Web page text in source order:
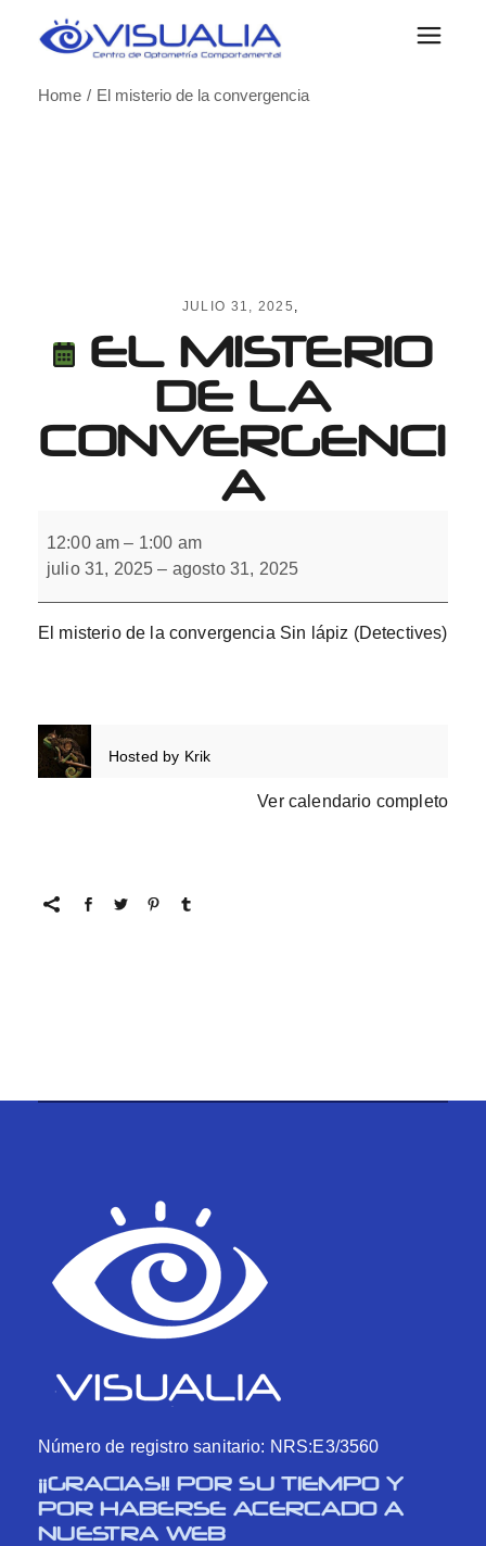
Home
El misterio de la convergencia
JULIO 31, 2025
EL MISTERIO
DE LA
CONVERGENCI
A
misterio
de
la
12:00 am – 1:00 am
julio 31, 2025 – agosto 31, 2025
El misterio de la convergencia Sin lápiz (Detectives)
Hosted by Krik
Ver calendario completo
Número de registro sanitario: NRS:E3/3560
¡¡GRACIAS!! POR SU TIEMPO Y
POR HABERSE ACERCADO A
NUESTRA WEB